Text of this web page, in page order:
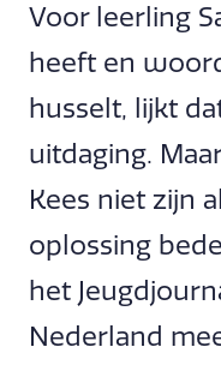
Voor leerling
heeft en
husselt, lijkt
uitdaging.
Kees niet zijn
oplossing
het
Nederland